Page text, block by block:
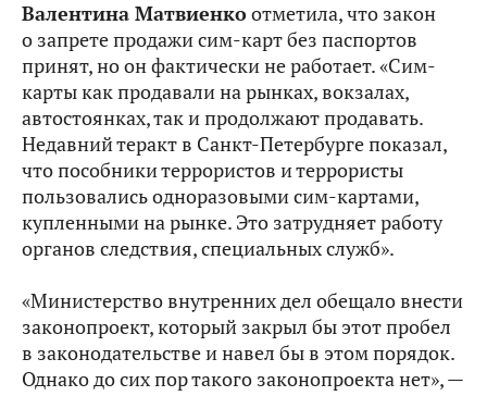
Валентина Матвиенкоотметила, что закон
о запрете продажи сим-карт без паспортов
принят, но он фактически не работает. «Сим-
карты как продавали на рынках, вокзалах,
автостоянках, так и продолжают продавать.
Недавний теракт в Санкт-Петербурге показал,
что пособники террористов и террористы
пользовались одноразовыми сим-картами,
купленными на рынке. Это затрудняет работу
органов следствия, специальных служб».
«Министерство внутренних дел обещало внести
законопроект, который закрыл бы этот пробел
в законодательстве и навел бы в этом порядок.
Однако до сих пор такого законопроекта нет», —